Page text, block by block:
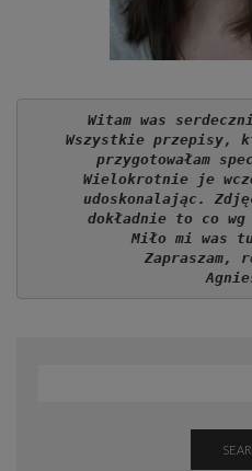
Witam was
Wszystkie przepisy,
przygotowałam
Wielokrotnie je
udoskonalając.
dokładnie to co wg
Miło mi was
Zapraszam,